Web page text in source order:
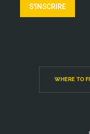
S'INSCRIRE
WHERE TO